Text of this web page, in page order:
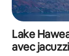
Lake
avec jacuzzi